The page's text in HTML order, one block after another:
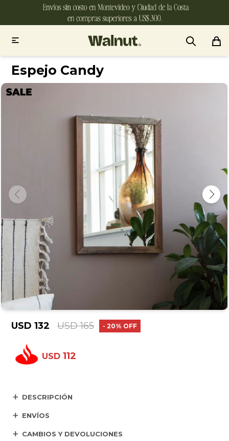

Espejo Candy
USD 132 USD 165 20
USD 112
DESCRIPCIÓN
ENVÍOS
CAMBIOS Y DEVOLUCIONES